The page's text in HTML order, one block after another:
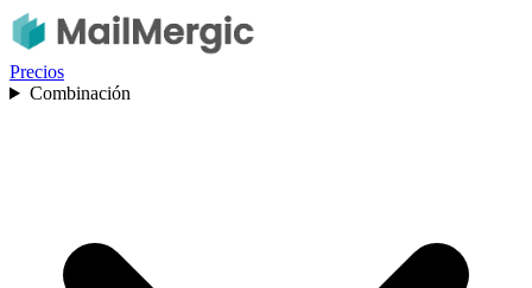
Precios
Combinación